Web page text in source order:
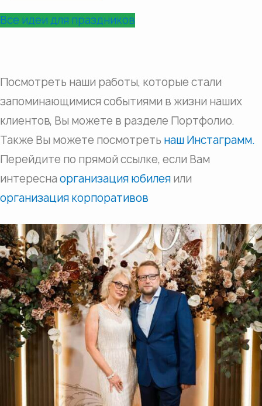
Все идеи для праздников
Посмотреть наши работы, которые стали
запоминающимися событиями в жизни наших
клиентов, Вы можете в разделе Портфолио.
Также Вы можете посмотреть наш Инстаграмм.
Перейдите по прямой ссылке, если Вам
интересна организация юбилея или
организация корпоративов